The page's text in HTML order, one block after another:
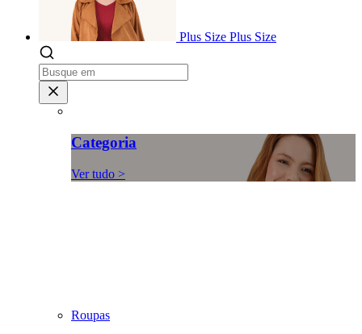
Plus Size Plus Size
Categoria
Ver tudo >
Roupas